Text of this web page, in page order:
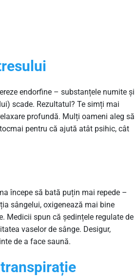
endorfine – substanțele numite și
scade. Rezultatul? Te simți mai
profundă. Mulți oameni aleg să
pentru că ajută atât psihic, cât
începe să bată puțin mai repede –
sângelui, oxigenează mai bine
Medicii spun că ședințele regulate de
vaselor de sânge. Desigur,
de a face saună.